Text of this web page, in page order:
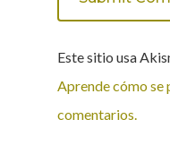
Este sitio usa
Aprende cómo se
comentarios.